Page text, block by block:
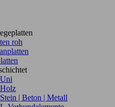
roh
| Beton | Metall